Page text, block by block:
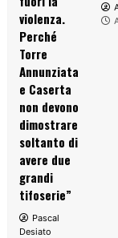
violenza.
Perché
Torre
Annunziata
e Caserta
non devono
dimostrare
soltanto di
avere due
grandi
tifoserie”
Pascal
Desiato